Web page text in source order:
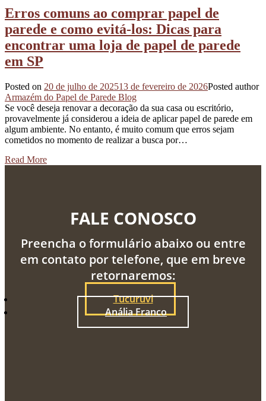
Erros comuns ao comprar papel de
parede e como evitá-los: Dicas para
encontrar uma loja de papel de parede
em SP
Posted on 20 de julho de 202513 de fevereiro de 2026Posted author
Armazém do Papel de Parede Blog
Se você deseja renovar a decoração da sua casa ou escritório,
provavelmente já considerou a ideia de aplicar papel de parede em
algum ambiente. No entanto, é muito comum que erros sejam
cometidos no momento de realizar a busca por…
Read More
FALE CONOSCO
Preencha o formulário abaixo ou entre
em contato por telefone, que em breve
retornaremos:
Tucuruvi
Anália Franco